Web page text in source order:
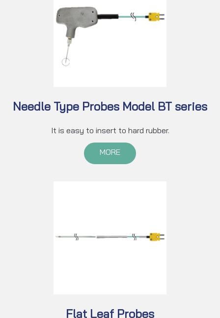
Needle Type Probes Model BT series
It is easy to insert to hard rubber.
MORE
Flat Leaf Probes